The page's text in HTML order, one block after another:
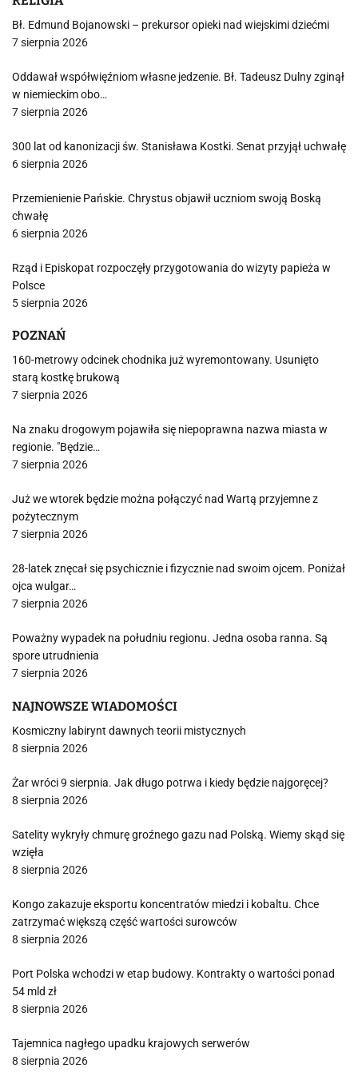
Bł. Edmund Bojanowski – prekursor opieki nad wiejskimi dziećmi
7 sierpnia 2026
Oddawał współwięźniom własne jedzenie. Bł. Tadeusz Dulny zginął
w niemieckim obo…
7 sierpnia 2026
300 lat od kanonizacji św. Stanisława Kostki. Senat przyjął uchwałę
6 sierpnia 2026
Przemienienie Pańskie. Chrystus objawił uczniom swoją Boską
chwałę
6 sierpnia 2026
Rząd i Episkopat rozpoczęły przygotowania do wizyty papieża w
Polsce
5 sierpnia 2026
POZNAŃ
160-metrowy odcinek chodnika już wyremontowany. Usunięto
starą kostkę brukową
7 sierpnia 2026
Na znaku drogowym pojawiła się niepoprawna nazwa miasta w
regionie. "Będzie…
7 sierpnia 2026
Już we wtorek będzie można połączyć nad Wartą przyjemne z
pożytecznym
7 sierpnia 2026
28-latek znęcał się psychicznie i fizycznie nad swoim ojcem. Poniżał
ojca wulgar…
7 sierpnia 2026
Poważny wypadek na południu regionu. Jedna osoba ranna. Są
spore utrudnienia
7 sierpnia 2026
NAJNOWSZE WIADOMOŚCI
Kosmiczny labirynt dawnych teorii mistycznych
8 sierpnia 2026
Żar wróci 9 sierpnia. Jak długo potrwa i kiedy będzie najgoręcej?
8 sierpnia 2026
Satelity wykryły chmurę groźnego gazu nad Polską. Wiemy skąd się
wzięła
8 sierpnia 2026
Kongo zakazuje eksportu koncentratów miedzi i kobaltu. Chce
zatrzymać większą część wartości surowców
8 sierpnia 2026
Port Polska wchodzi w etap budowy. Kontrakty o wartości ponad
54 mld zł
8 sierpnia 2026
Tajemnica nagłego upadku krajowych serwerów
8 sierpnia 2026